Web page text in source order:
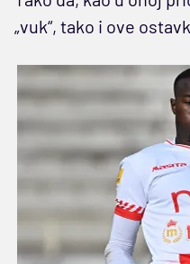
„vuk“, tako i ove